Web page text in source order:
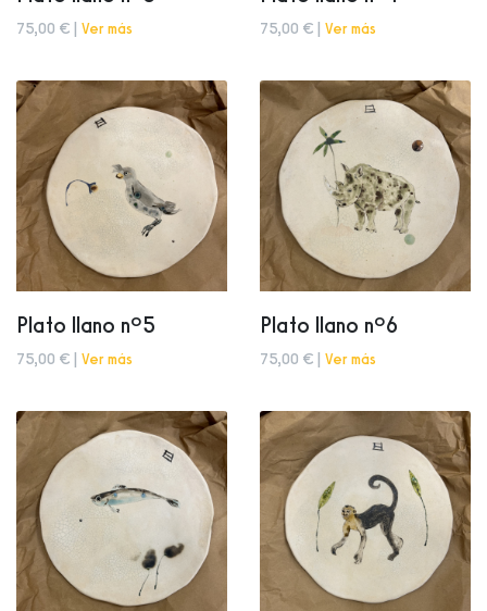
75,00 € | Ver más 75,00 € | Ver más
Plato llano nº5
75,00 € | Ver más
Plato llano nº6
75,00 € | Ver más